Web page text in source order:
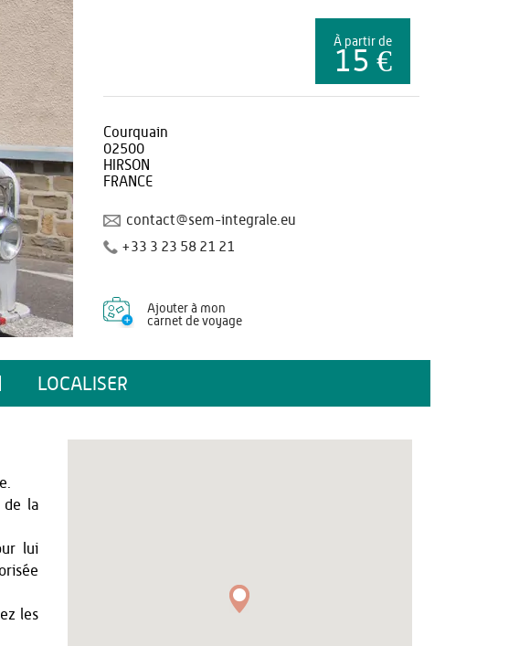
À partir de
15 €
Courquain
02500
HIRSON
FRANCE
contact@sem-integrale.eu
+33 3 23 58 21 21
Ajouter à mon
carnet de voyage
LOCALISER
de la
lui
les